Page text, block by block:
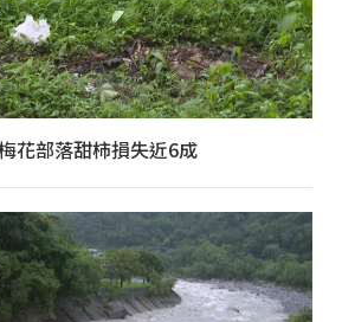
花部落甜柿損失近6成